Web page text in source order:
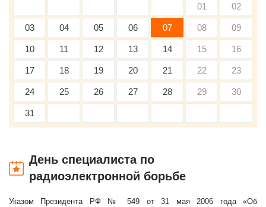
01 02
03 04 05 06 07 08 09
10 11 12 13 14 15 16
17 18 19 20 21 22 23
24 25 26 27 28 29 30
31
День специалиста по
радиоэлектронной борьбе
Указом Президента РФ № 549 от 31 мая 2006 года «Об